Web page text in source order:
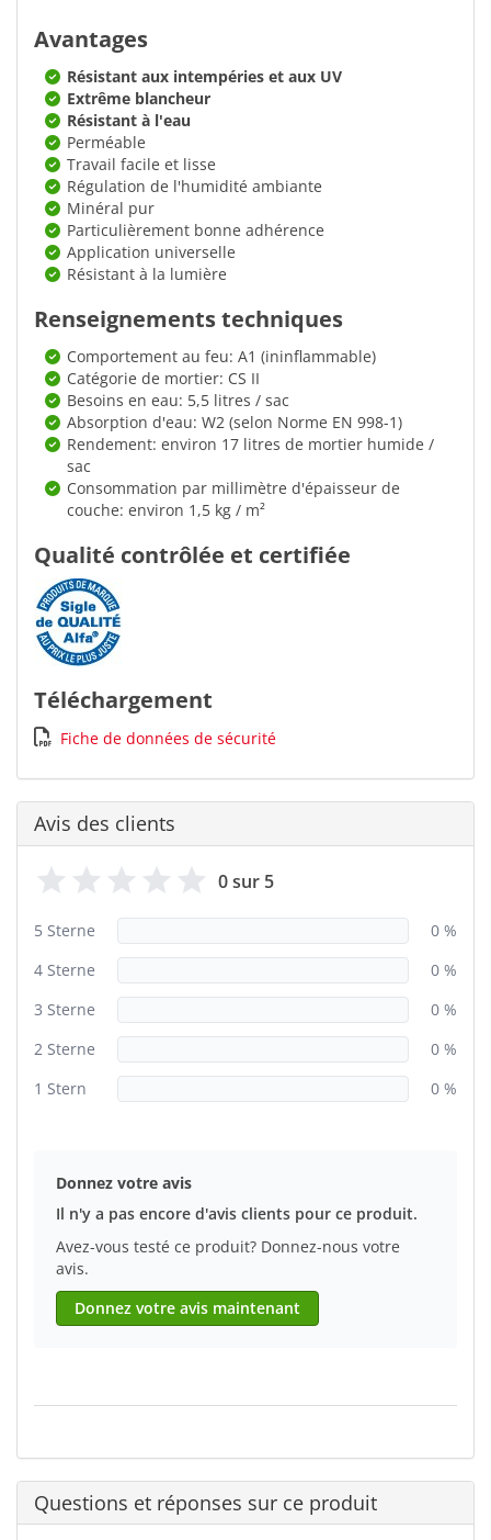
Avantages
Résistant aux intempéries et aux UV
Extrême blancheur
Résistant à l'eau
Perméable
Travail facile et lisse
Régulation de l'humidité ambiante
Minéral pur
Particulièrement bonne adhérence
Application universelle
Résistant à la lumière
Renseignements techniques
Comportement au feu: A1 (ininflammable)
Catégorie de mortier: CS II
Besoins en eau: 5,5 litres / sac
Absorption d'eau: W2 (selon Norme EN 998-1)
Rendement: environ 17 litres de mortier humide /
sac
Consommation par millimètre d'épaisseur de
couche: environ 1,5 kg / m²
Qualité contrôlée et certifiée
Téléchargement
Fiche de données de sécurité
Avis des clients
0 sur 5
5 Sterne
0 %
4 Sterne
0 %
3 Sterne
0 %
2 Sterne
0 %
1 Stern
0 %
Donnez votre avis
Il n'y a pas encore d'avis clients pour ce produit.
Avez-vous testé ce produit? Donnez-nous votre
avis.
Donnez votre avis maintenant
Questions et réponses sur ce produit